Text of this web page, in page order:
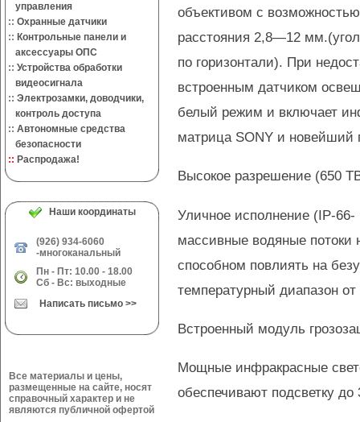
управления
:: Охранные датчики
:: Контрольные панели и
аксессуары ОПС
:: Устройства обработки
видеосигнала
:: Электрозамки, доводчики,
контроль доступа
:: Автономные средства
безопасности
:: Распродажа!
Наши координаты
(926) 934-6060
-многоканальный
Пн - Пт: 10.00 - 18.00
Сб - Вс: выходные
Написать письмо >>
Все материалы и цены,
размещенные на сайте, носят
справочный характер и не
являются публичной офертой
объективом с
расстояния 2,8—12 мм.(угол
по горизонтали). При
встроенным датчиком
белый режим и включает
матрица SONY и новейший
Высокое разрешение (650
Уличное исполнение (IP-66-
массивные водяные потоки
способном повлиять на
температурный диапазон от
Встроенный модуль
Мощные инфракрасные
обеспечивают подсветку до